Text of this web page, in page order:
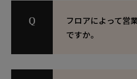
フロアによって営
ですか。